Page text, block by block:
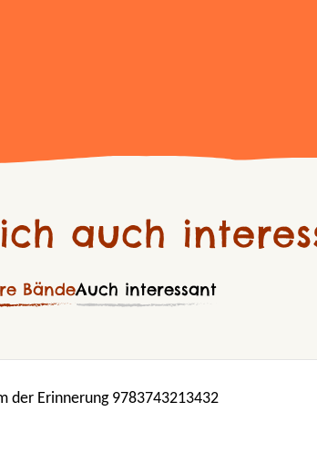
auch
BändeAuch interessant